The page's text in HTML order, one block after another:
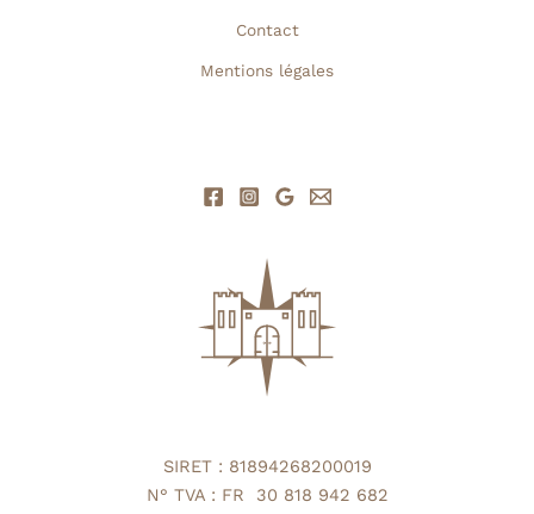
Contact
Mentions légales
SIRET : 81894268200019
N° TVA : FR 30 818 942 682